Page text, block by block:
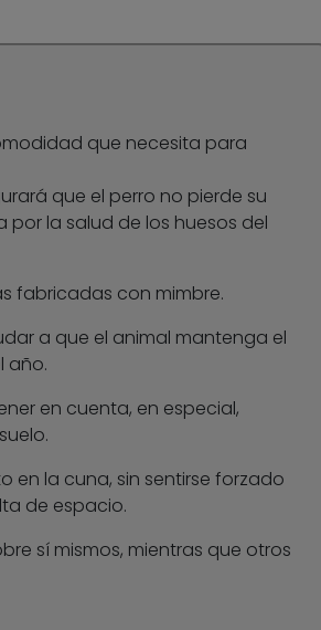
que necesita para
que el perro no pierde su
la salud de los huesos del
fabricadas con mimbre.
a que el animal mantenga el
año.
en cuenta, en especial,
en la cuna, sin sentirse forzado
de espacio.
sí mismos, mientras que otros